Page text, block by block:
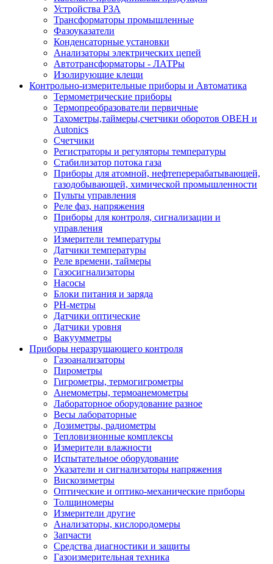
Устройства РЗА
Трансформаторы промышленные
Фазоуказатели
Конденсаторные установки
Анализаторы электрических цепей
Автотрансформаторы - ЛАТРы
Изолирующие клещи
Контрольно-измерительные приборы и Автоматика
Термометрические приборы
Термопреобразователи первичные
Тахометры,таймеры,счетчики оборотов ОВЕН и
Autonics
Счетчики
Регистраторы и регуляторы температуры
Стабилизатор потока газа
Приборы для атомной, нефтеперерабатывающей,
газодобывающей, химической промышленности
Пульты управления
Реле фаз, напряжения
Приборы для контроля, сигнализации и
управления
Измерители температуры
Датчики температуры
Реле времени, таймеры
Газосигнализаторы
Насосы
Блоки питания и заряда
PH-метры
Датчики оптические
Датчики уровня
Вакуумметры
Приборы неразрушающего контроля
Газоанализаторы
Пирометры
Гигрометры, термогигрометры
Анемометры, термоанемометры
Лабораторное оборудование разное
Весы лабораторные
Дозиметры, радиометры
Тепловизионные комплексы
Измерители влажности
Испытательное оборудование
Указатели и сигнализаторы напряжения
Вискозиметры
Оптические и оптико-механические приборы
Толщиномеры
Измерители другие
Анализаторы, кислородомеры
Запчасти
Средства диагностики и защиты
Газоизмерительная техника